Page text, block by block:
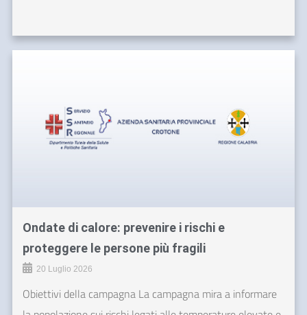
Ondate di calore: prevenire i rischi e
proteggere le persone più fragili
20 Luglio 2026
Obiettivi della campagna La campagna mira a informare